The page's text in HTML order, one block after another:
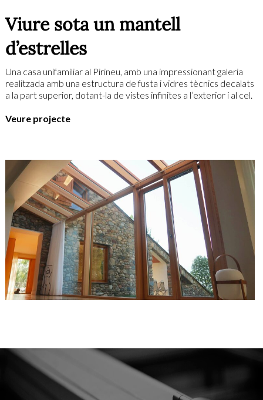
Viure sota un mantell
d’estrelles
Una casa unifamiliar al Pirineu, amb una impressionant galeria
realitzada amb una estructura de fusta i vidres tècnics decalats
a la part superior, dotant-la de vistes infinites a l’exterior i al cel.
Veure projecte